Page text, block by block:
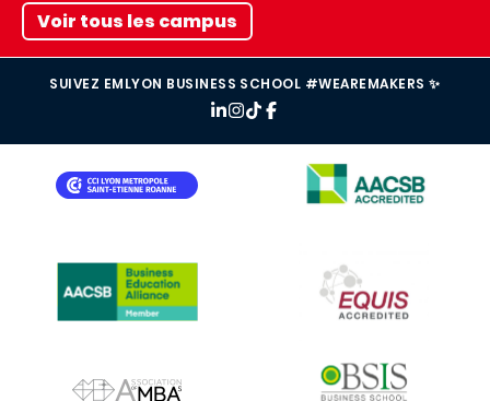
Voir tous les campus
SUIVEZ EMLYON BUSINESS SCHOOL #WEAREMAKERS ✨
IMAGE
IMAGE
IMAGE